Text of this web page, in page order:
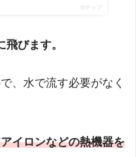
ポチップ
びます。
、水で流す必要がなく
イロンなどの熱機器を